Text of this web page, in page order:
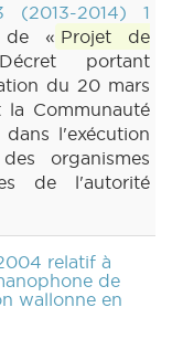
(2013-2014) 1
de « Projet de
portant
du 20 mars
Communauté
l'exécution
organismes
de l'autorité
relatif à
de
wallonne en